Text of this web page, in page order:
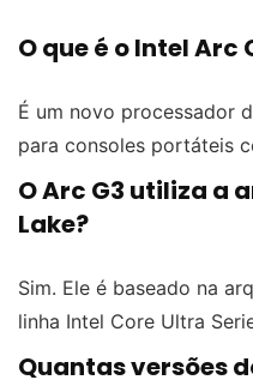
O que é o Intel Arc
É um novo processador
para consoles portáteis
O Arc G3 utiliza a
Lake?
Sim. Ele é baseado na
linha Intel Core Ultra
Quantas versões